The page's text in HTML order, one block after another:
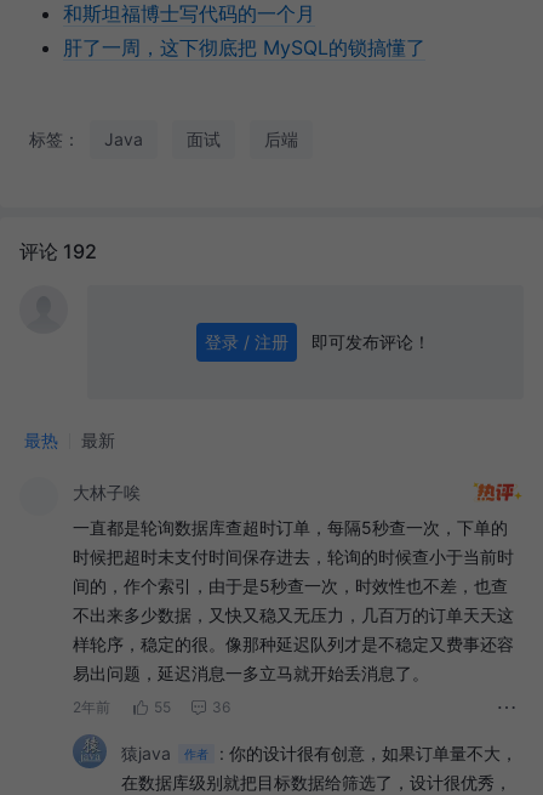
和斯坦福博士写代码的一个月
肝了一周，这下彻底把 MySQL的锁搞懂了
标签： Java 面试 后端
评论 192
登录 / 注册 即可发布评论！
最热 最新
大林子唉
一直都是轮询数据库查超时订单，每隔5秒查一次，下单的
时候把超时未支付时间保存进去，轮询的时候查小于当前时
间的，作个索引，由于是5秒查一次，时效性也不差，也查
不出来多少数据，又快又稳又无压力，几百万的订单天天这
样轮序，稳定的很。像那种延迟队列才是不稳定又费事还容
易出问题，延迟消息一多立马就开始丢消息了。
2年前 55 36
猿java 作者 : 你的设计很有创意，如果订单量不大，
在数据库级别就把目标数据给筛选了，设计很优秀，